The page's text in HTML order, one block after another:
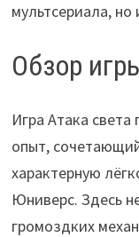
мультсериала,
Обзор
Игра Атака
опыт,
характерную
Юниверс. Здесь
громоздких